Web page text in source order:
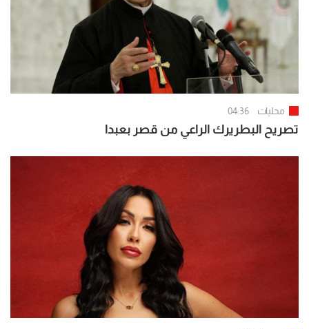
محليات 04:36
تصريح البطريرك الراعي من قصر بعبدا